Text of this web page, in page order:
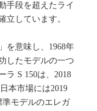
手段を超えたライ
立しています。
を意味し、1968年
したモデルの一つ
ラ S 150は、2018
本市場には2019
モデルのエレガ